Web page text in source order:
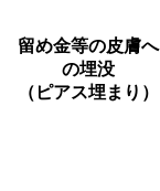
留め金等の皮膚へ
の埋没
（ピアス埋まり）